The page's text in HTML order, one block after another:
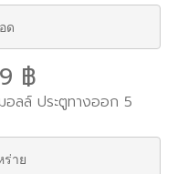
ด
฿
ลล์ ประตูทางออก 5
ร่าย